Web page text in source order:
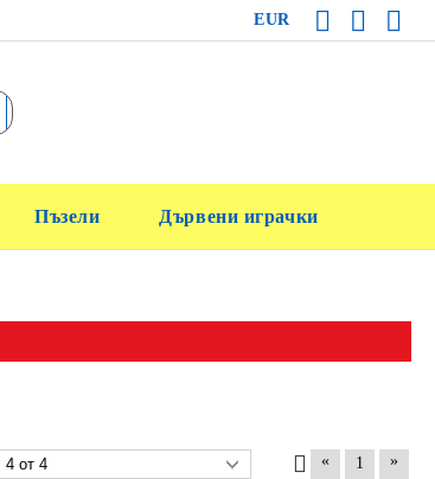
EUR
Пъзели Дървени играчки
« 1 »